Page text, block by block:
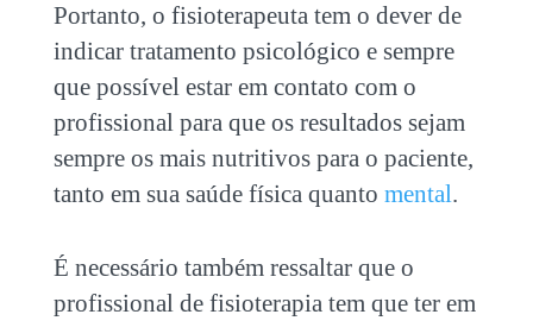
Portanto, o fisioterapeuta tem o dever de
indicar tratamento psicológico e sempre
que possível estar em contato com o
profissional para que os resultados sejam
sempre os mais nutritivos para o paciente,
tanto em sua saúde física quanto mental.
É necessário também ressaltar que o
profissional de fisioterapia tem que ter em